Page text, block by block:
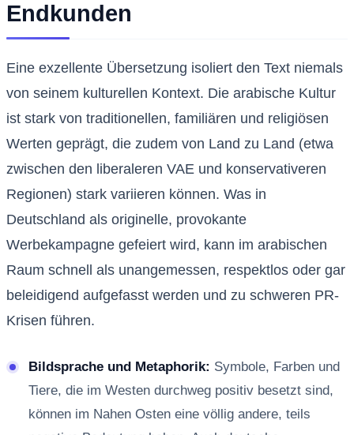
Endkunden
Eine exzellente Übersetzung isoliert den Text niemals
von seinem kulturellen Kontext. Die arabische Kultur
ist stark von traditionellen, familiären und religiösen
Werten geprägt, die zudem von Land zu Land (etwa
zwischen den liberaleren VAE und konservativeren
Regionen) stark variieren können. Was in
Deutschland als originelle, provokante
Werbekampagne gefeiert wird, kann im arabischen
Raum schnell als unangemessen, respektlos oder gar
beleidigend aufgefasst werden und zu schweren PR-
Krisen führen.
Bildsprache und Metaphorik: Symbole, Farben und
Tiere, die im Westen durchweg positiv besetzt sind,
können im Nahen Osten eine völlig andere, teils